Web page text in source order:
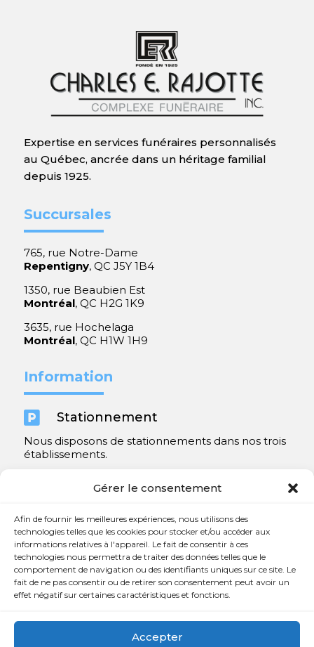
Gérer le consentement
Afin de fournir les meilleures expériences, nous utilisons des
technologies telles que les cookies pour stocker et/ou accéder aux
informations relatives à l'appareil. Le fait de consentir à ces
technologies nous permettra de traiter des données telles que le
comportement de navigation ou des identifiants uniques sur ce site. Le
fait de ne pas consentir ou de retirer son consentement peut avoir un
effet négatif sur certaines caractéristiques et fonctions.
Accepter
Expertise en services funéraires personnalisés
au Québec, ancrée dans un héritage familial
depuis 1925.
Succursales
765, rue Notre-Dame
Repentigny, QC J5Y 1B4
1350, rue Beaubien Est
Montréal, QC H2G 1K9
3635, rue Hochelaga
Montréal, QC H1W 1H9
Information
 Stationnement
Nous disposons de stationnements dans nos trois
établissements.
Contact
 450 654-3342
 info@charlesrajotte.com
765, rue Notre-Dame